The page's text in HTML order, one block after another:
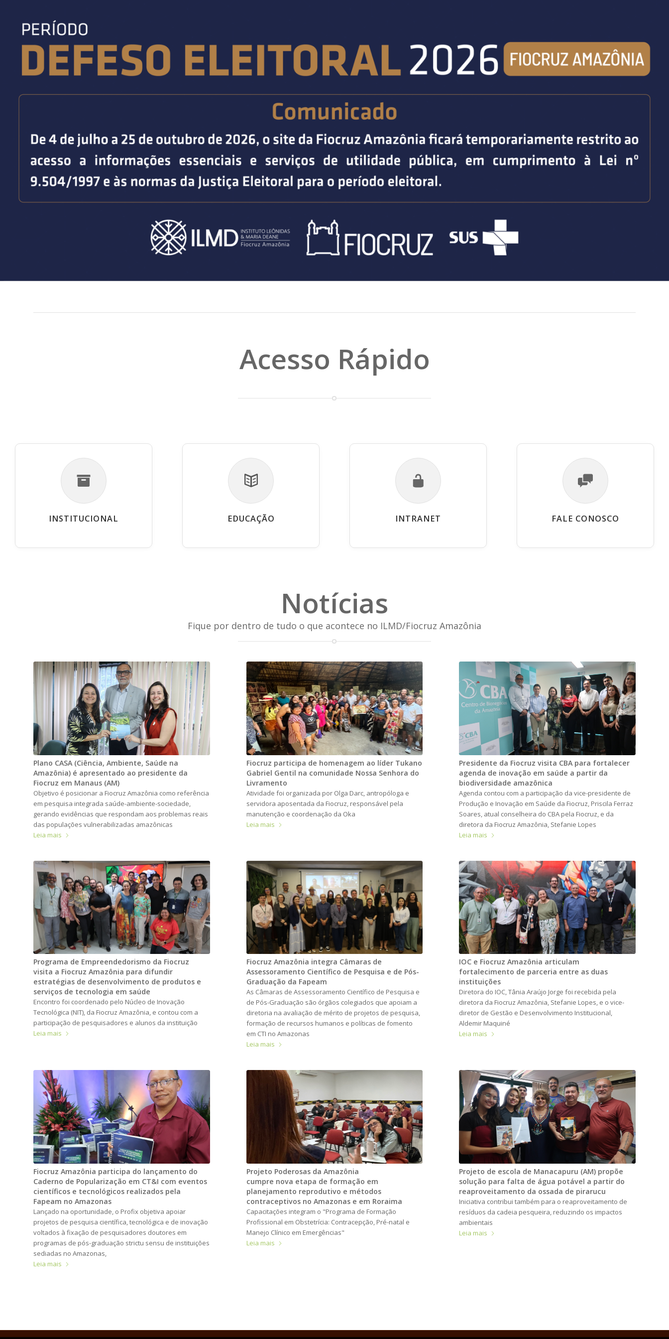
Acesso Rápido
INSTITUCIONAL EDUCAÇÃO INTRANET FALE CONOSCO
Notícias
Fique por dentro de tudo o que acontece no ILMD/Fiocruz Amazônia
Plano CASA (Ciência, Ambiente, Saúde na
Amazônia) é apresentado ao presidente da
Fiocruz em Manaus (AM)
Objetivo é posicionar a Fiocruz Amazônia como referência
em pesquisa integrada saúde-ambiente-sociedade,
gerando evidências que respondam aos problemas reais
das populações vulnerabilizadas amazônicas
Leia mais
Fiocruz participa de homenagem ao líder Tukano
Gabriel Gentil na comunidade Nossa Senhora do
Livramento
Atividade foi organizada por Olga Darc, antropóloga e
servidora aposentada da Fiocruz, responsável pela
manutenção e coordenação da Oka
Leia mais
Presidente da Fiocruz visita CBA para fortalecer
agenda de inovação em saúde a partir da
biodiversidade amazônica
Agenda contou com a participação da vice-presidente de
Produção e Inovação em Saúde da Fiocruz, Priscila Ferraz
Soares, atual conselheira do CBA pela Fiocruz, e da
diretora da Fiocruz Amazônia, Stefanie Lopes
Leia mais
Programa de Empreendedorismo da Fiocruz
visita a Fiocruz Amazônia para difundir
estratégias de desenvolvimento de produtos e
serviços de tecnologia em saúde
Encontro foi coordenado pelo Núcleo de Inovação
Tecnológica (NIT), da Fiocruz Amazônia, e contou com a
participação de pesquisadores e alunos da instituição
Leia mais
Fiocruz Amazônia integra Câmaras de
Assessoramento Científico de Pesquisa e de Pós-
Graduação da Fapeam
As Câmaras de Assessoramento Científico de Pesquisa e
de Pós-Graduação são órgãos colegiados que apoiam a
diretoria na avaliação de mérito de projetos de pesquisa,
formação de recursos humanos e políticas de fomento
em CTI no Amazonas
Leia mais
IOC e Fiocruz Amazônia articulam
fortalecimento de parceria entre as duas
instituições
Diretora do IOC, Tânia Araújo Jorge foi recebida pela
diretora da Fiocruz Amazônia, Stefanie Lopes, e o vice-
diretor de Gestão e Desenvolvimento Institucional,
Aldemir Maquiné
Leia mais
Fiocruz Amazônia participa do lançamento do
Caderno de Popularização em CT&I com eventos
científicos e tecnológicos realizados pela
Fapeam no Amazonas
Lançado na oportunidade, o Profix objetiva apoiar
projetos de pesquisa científica, tecnológica e de inovação
voltados à fixação de pesquisadores doutores em
programas de pós-graduação strictu sensu de instituições
sediadas no Amazonas,
Leia mais
Projeto Poderosas da Amazônia
cumpre nova etapa de formação em
planejamento reprodutivo e métodos
contraceptivos no Amazonas e em Roraima
Capacitações integram o "Programa de Formação
Profissional em Obstetrícia: Contracepção, Pré-natal e
Manejo Clínico em Emergências"
Leia mais
Projeto de escola de Manacapuru (AM) propõe
solução para falta de água potável a partir do
reaproveitamento da ossada de pirarucu
Iniciativa contribui também para o reaproveitamento de
resíduos da cadeia pesqueira, reduzindo os impactos
ambientais
Leia mais